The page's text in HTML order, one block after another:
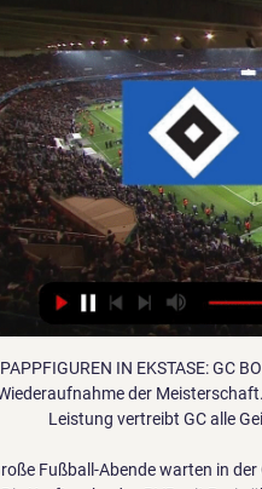
PAPPFIGUREN IN EKSTASE: GC BODIGT AARAU 5:0. Die Grasshoppers verzücken bei der Wiederaufnahme der Meisterschaft. Mit einer spielerisch und kämpferisch überzeugenden Leistung vertreibt GC alle Geister und startet die Jagd auf Leader Lausanne.

Große Fußball-Abende warten in der Champions League auf Dortmund, Bayern und Leipzig. Die Kraftprobe des BVB mit Paris überstrahlt dabei noch das Münchner Wiedersehen mit Chelsea. Leipzig.

Zürich gegen HSV im live Hamburger SV 11 Januar 2024 vor 24 Minuten — Zürich gegen HSV im live Hamburger SV 11 Januar 2024 vor 8 Stunden — Weitere Ideen zu Hsv hamburg, Hsv und Hsv fussball. 25 Sep 19 .

(UHR*) Hertha gegen Hamburger SV im tv 6 Dezember 2023 vor 15 Stunden — Hertha gegen Hamburger SV im live tv stream 6 Dezember 2023 Streamen vor 2 Tagen — So kannst Du das Achtelfinale live im TV und im .

In der Partie Hallescher FC gegen Eintracht Braunschweig sehen die 8000 Zuschauer in der ersten Halbzeit keine Tore. Erst in der 66. Minute gelingt dem

In den letzten 10 Spielen von FC Bayern München wurden im Schnitt 159.7 Punkte/Spiel erzielt. Das Team FC Bayern München selbst erzielte dabei im Durchschnitt 82.7 Punkte pro Spiel. Übersicht Punkte Statistik FC Bayern München aktuell FC Bayern München erzielte in dieser Basketball Bundesliga Saison pro Spiel im Durchschnitt 85.1 Punkte.

Nach vier Niederlagen und einem Unentschieden gewinnt der FC Wil wieder ein Spiel in der Challenge League. Die St. Galler besiegen Winterthur 4:0.

Atalanta Bergamo - Paris Saint-Germain 1:2 (1:0) Das Viertelfinale der Champions League* beginnt mit dem französischen Serienmeister PSG.; Paris Saint-Germain besiegte Atalanta Bergamo in einem.

Wer überträgt HSV gegen FC Zürich live? (Testspiel) vor 8 Stunden — Wo wird HSV gegen FC Zürich übertragen? Das Testspiel kann auf dem HSV-YouTube-Kanal und auf HSVtv kostenlos mitverfolgt werden. TV. Stream ...

RB Leipzig - Tottenham Hotspur jetzt live im TV, Livestream und Liveticker: Am Mittwoch, 10. März, spielt RB Leipzig im Achtelfinal-Rückspiel der Champions League gegen die Spurs. Anstoß ist um 21:00 Uhr. "Sky" zeigt das Spiel live im TV bei Sky Sport 2 und im Livestream bei SkyGo.

Auf dem Papier erwartet die Zuschauer beim Aufeinandertreffen zwischen einem erfolgsverwöhnten RB Leipzig und dem krisengeschüttelten 1. FC Köln ein ungleiches Duell. Doch die Domstädter.

Eintracht Frankfurt gegen Werder Bremen - das komplette Spiel 04.03.2020 Sportschau ∙ Das Erste Sehen Sie hier das DFB-Pokal-Viertelfinale zwischen Eintracht Frankfurt und Werder Bremen in voller Länge.

Paris Saint-Germain hat dank eines irren Comebacks im Viertelfinale gegen Atalanta Bergamo das Halbfinale der Champions League erreicht und trifft dort auf den Sieger der Partie RB Leipzig gegen.

Hallescher FC – Eintracht Braunschweig. 3. Bundesliga 19:00. Bayern München II – Preußen Münster. 3. Bundesliga. welche es lieben, Sport zu schauen. Wir stellen Ihnen eine Liste verschiedener TV Sender und Streaming Seiten für die beliebtesten Sportarten zur Verfügung. Neben unserer Webseite haben wir auch Apps für das iPhone, Android sowie iPad. Sollten Sie Fragen, Anmerkungen.

Livestream statt Festival mit 75 000 Besuchern auf Wackens Wiesen: Am Mittwoch startet ein Online-Event als Ersatz für das wegen der Corona-Pandemie abgesagte Heavy-Metal-Festival im schleswig-holsteinischen Wacken. Das Digitalfestival läuft bis Samstag.

ten Spiele gegen Kriens, Wil, Brühl, Delé-mont, Nyon, Locarno und wie sie alle heis-sen. Der Tanz auf der Rasierklinge wird dem Team von Trainer Ryszard Komornicki nichts anhaben können. Wir sind gute Tänzer und fürchten keine Schnitte, auch wenn einmal eine kleine Ritze und demzufolge ein Rück-schlag entstehen möge. Ruhig Blut, könnte

Cosmic Healing 参加者感想 vor 11 Stunden — Frauenparty in Zürich … VfL